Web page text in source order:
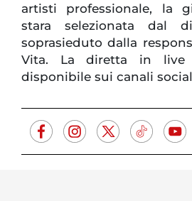
artisti professionale, la
stara selezionata dal
soprasieduto dalla
Vita. La diretta in live
disponibile sui canali social